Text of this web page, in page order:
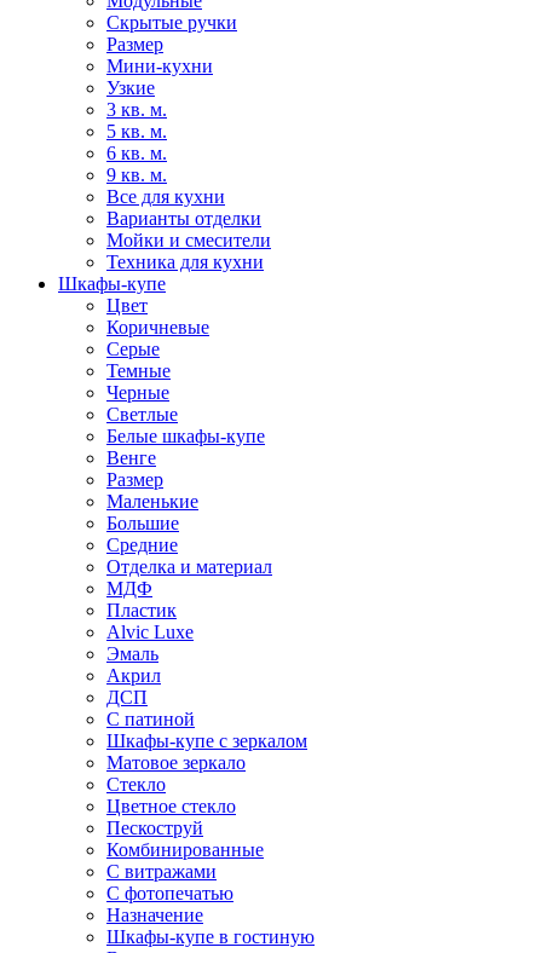
Скрытые ручки
Размер
Мини-кухни
Узкие
3 кв. м.
5 кв. м.
6 кв. м.
9 кв. м.
Все для кухни
Варианты отделки
Мойки и смесители
Техника для кухни
Шкафы-купе
Цвет
Коричневые
Серые
Темные
Черные
Светлые
Белые шкафы-купе
Венге
Размер
Маленькие
Большие
Средние
Отделка и материал
МДФ
Пластик
Alvic Luxe
Эмаль
Акрил
ДСП
С патиной
Шкафы-купе с зеркалом
Матовое зеркало
Стекло
Цветное стекло
Пескоструй
Комбинированные
С витражами
С фотопечатью
Назначение
Шкафы-купе в гостиную